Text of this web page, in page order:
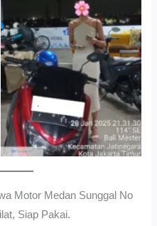
Gedung Parkir P6ASewa
Motor Medan Sunggal No
Ribet, Proses Kilat, Siap
Pakai.
Motor Medan Sunggal No
Siap Pakai.